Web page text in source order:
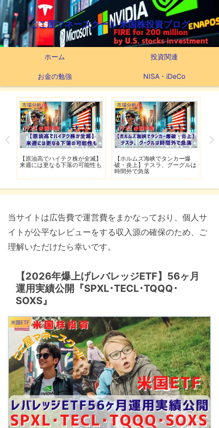
ここ屋マネースクール 米国株投資ブログ
ホーム 投資関連
お金の勉強 NISA・iDeCo
市場分析
【原油高でハイテク株が全滅】
来週には更なる下落の可能性も
市場分析
【ホルムズ海峡でタンカー爆
破・炎上】テスラ、グーグルは
時間外で急落
当サイトは広告費で運営費をまかなっており、個人サ
イトが公平なレビューをする収入源の確保のため、ご
理解いただけたら幸いです。
【2026年爆上げレバレッジETF】56ヶ月
運用実績公開『SPXL･TECL･TQQQ･
SOXS』
米国ETF